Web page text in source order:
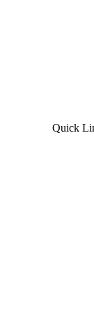
Quick